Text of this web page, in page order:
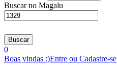
Buscar no Magalu
Buscar
0
Boas vindas :)Entre ou Cadastre-se